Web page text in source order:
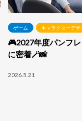
ゲーム キャラクターデ
🎮2027年度パンフ
に密着🪄📸
2026.5.21